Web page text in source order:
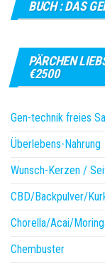
BUCH : DAS
PÄRCHEN
€2500
Gen-technik freies
Überlebens-Nahrung
Wunsch-Kerzen /
CBD/Backpulver/
Chorella/Acai/
Chembuster